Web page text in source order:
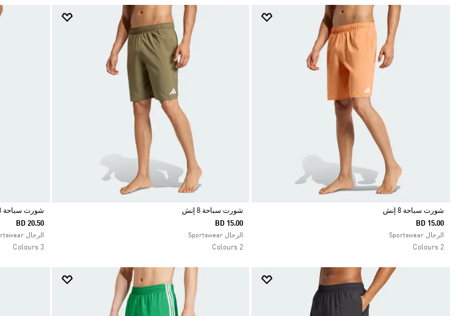
Selected
شورت سباحة 8 إنش
BD 15.00
الرجال Sportswear
2 Colours
Selected
شورت سباحة 8 إنش
BD 15.00
الرجال Sportswear
2 Colours
Selected
شورت سباحة 3-STRIPES 8-INCH
BD 20.50
الرجال Sportswear
3 Colours